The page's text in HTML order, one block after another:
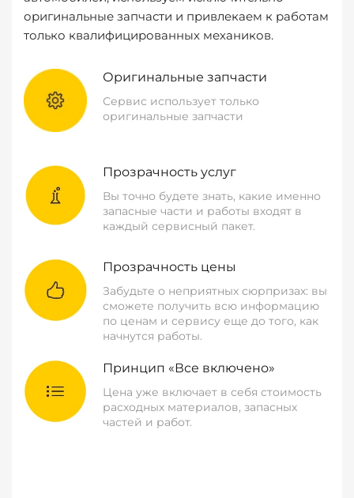
оригинальные запчасти и привлекаем к работам
только квалифицированных механиков.
Оригинальные запчасти
Сервис использует только
оригинальные запчасти
Прозрачность услуг
Вы точно будете знать, какие именно
запасные части и работы входят в
каждый сервисный пакет.
Прозрачность цены
Забудьте о неприятных сюрпризах: вы
сможете получить всю информацию
по ценам и сервису еще до того, как
начнутся работы.
Принцип «Все включено»
Цена уже включает в себя стоимость
расходных материалов, запасных
частей и работ.